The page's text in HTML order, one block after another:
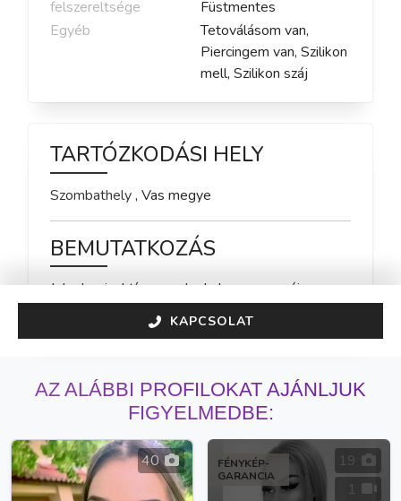
felszereltsége
Füstmentes
Egyéb
Tetoválásom van,
Piercingem van, Szilikon
mell, Szilikon száj
TARTÓZKODÁSI HELY
Szombathely, Vas megye
BEMUTATKOZÁS
Jelenleg inaktív vagyok, de hamarosan újra
KAPCSOLAT
AZ ALÁBBI PROFILOKAT AJÁNLJUK
FIGYELMEDBE:
40
FÉNYKÉP-
GARANCIA
19
1